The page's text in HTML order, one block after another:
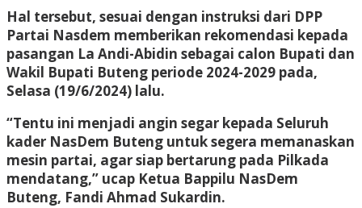
Hal tersebut, sesuai dengan instruksi dari DPP
Partai Nasdem memberikan rekomendasi kepada
pasangan La Andi-Abidin sebagai calon Bupati dan
Wakil Bupati Buteng periode 2024-2029 pada,
Selasa (19/6/2024) lalu.
“Tentu ini menjadi angin segar kepada Seluruh
kader NasDem Buteng untuk segera memanaskan
mesin partai, agar siap bertarung pada Pilkada
mendatang,” ucap Ketua Bappilu NasDem
Buteng, Fandi Ahmad Sukardin.